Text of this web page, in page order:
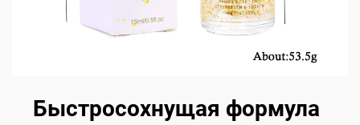
Быстросохнущая формула